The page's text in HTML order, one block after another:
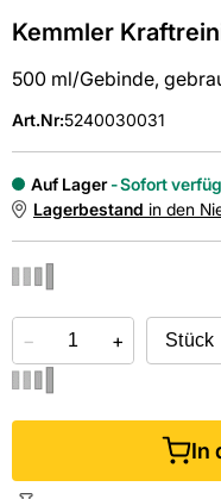
Kemmler
500 ml/Gebinde,
Art.Nr:5240030031
Auf Lager
Sofort
Lagerbestand in den
Online kaufen &
− +
In